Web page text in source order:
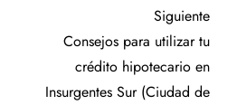
Siguiente
Consejos para utilizar tu
crédito hipotecario en
Insurgentes Sur (Ciudad de